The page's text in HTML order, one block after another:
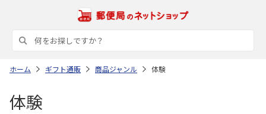
ホーム ギフト通販 商品ジャンル 体験
体験